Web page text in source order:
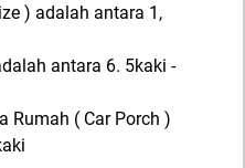
) adalah antara 1,
antara 6. 5kaki -
Rumah ( Car Porch )